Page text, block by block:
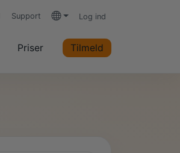
Support Sprog Log ind
Priser Tilmeld